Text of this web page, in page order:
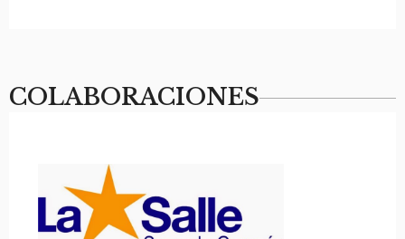
COLABORACIONES